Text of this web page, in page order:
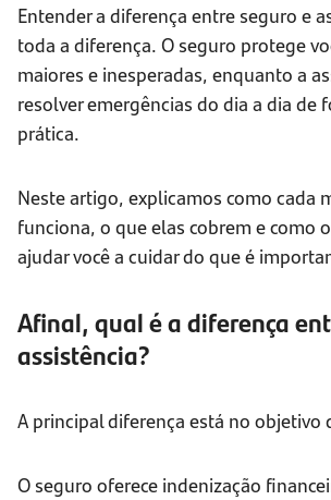
Entender a diferença entre seguro e
toda a diferença. O seguro protege
maiores e inesperadas, enquanto a
resolver emergências do dia a dia de
prática.
Neste artigo, explicamos como cada
funciona, o que elas cobrem e como
ajudar você a cuidar do que é
Afinal, qual é a diferença
assistência?
A principal diferença está no objetivo
O seguro oferece indenização